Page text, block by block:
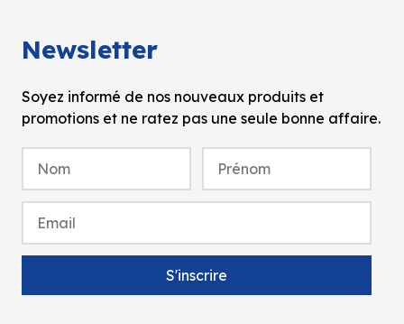
Newsletter
Soyez informé de nos nouveaux produits et
promotions et ne ratez pas une seule bonne affaire.